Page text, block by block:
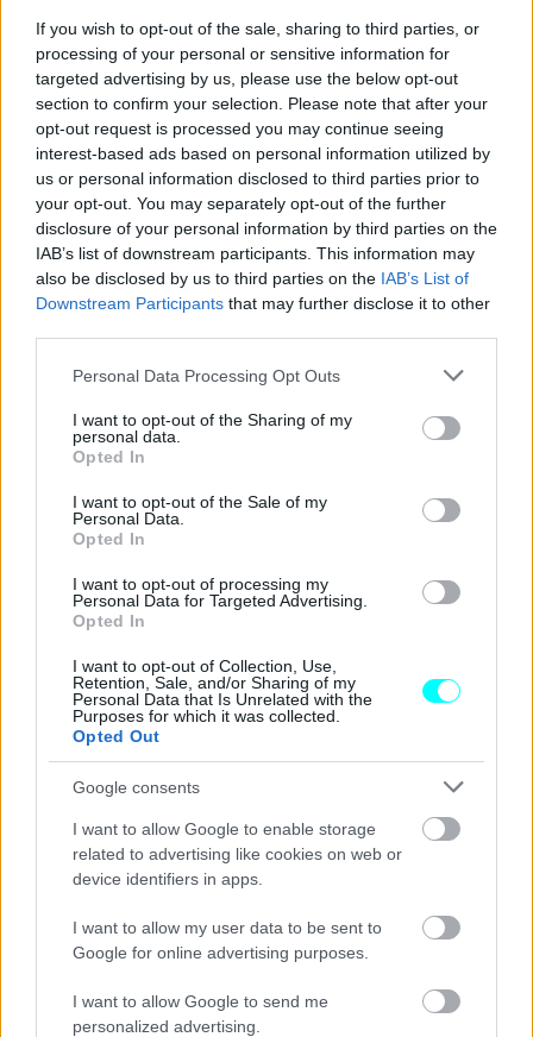
If you wish to opt-out of the sale, sharing to third parties, or
processing of your personal or sensitive information for
targeted advertising by us, please use the below opt-out
section to confirm your selection. Please note that after your
opt-out request is processed you may continue seeing
interest-based ads based on personal information utilized by
us or personal information disclosed to third parties prior to
your opt-out. You may separately opt-out of the further
disclosure of your personal information by third parties on the
IAB’s list of downstream participants. This information may
also be disclosed by us to third parties on the IAB’s List of
Downstream Participants that may further disclose it to other
Please note that this website/app uses one or more Google
not limited to your visit or usage behaviour. You may click to
grant or deny consent to Google and its third-party tags to
use your data for below specified purposes in below Google
consent section.
Personal Data Processing Opt Outs
I want to opt-out of the Sharing of my
personal data.
Opted In
I want to opt-out of the Sale of my
Personal Data.
Opted In
I want to opt-out of processing my
Personal Data for Targeted Advertising.
Opted In
I want to opt-out of Collection, Use,
Retention, Sale, and/or Sharing of my
Personal Data that Is Unrelated with the
Purposes for which it was collected.
Opted Out
Google consents
I want to allow Google to enable storage
related to advertising like cookies on web or
device identifiers in apps.
I want to allow my user data to be sent to
Google for online advertising purposes.
I want to allow Google to send me
personalized advertising.
Από την άλλη, ίσως το Defender SVR -που φέρεται ότι θα
κοστίζει περί τα 125 χιλιάδες δολάρια στις ΗΠΑ- να είναι
διέπεται από άλλους κανόνες και αγοραστικές επιθυμίες.
Διαβάστε επίσης